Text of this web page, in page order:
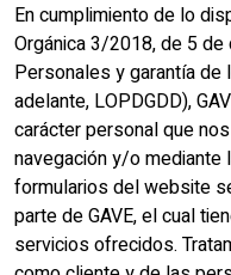
En cumplimiento de lo
Orgánica 3/2018, de 5
Personales y garantía
adelante, LOPDGDD),
carácter personal que
navegación y/o mediante
formularios del website
parte de GAVE, el cual
servicios ofrecidos.